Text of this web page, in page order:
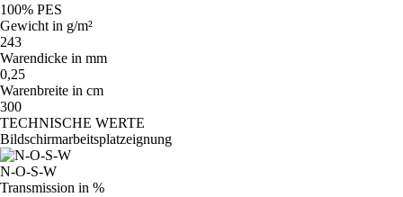
100% PES
Gewicht in g/m²
243
Warendicke in mm
0,25
Warenbreite in cm
300
TECHNISCHE WERTE
Bildschirmarbeitsplatzeignung
N-O-S-W
Transmission in %